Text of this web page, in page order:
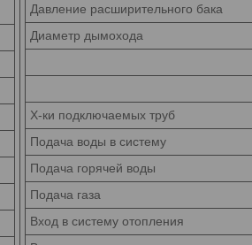
Давление расширительного бака
Диаметр дымохода
Х-ки подключаемых труб
Подача воды в систему
Подача горячей воды
Подача газа
Вход в систему отопления